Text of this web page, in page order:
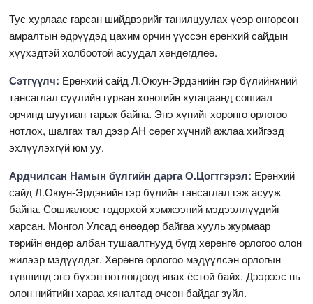
Тус хурлаас гарсан шийдвэрийг танилцуулах үеэр өнгөрсөн
амралтын өдрүүдэд цахим орчин үүссэн ерөнхий сайдын
хүүхэдтэй холбоотой асуудал хөндөгдлөө.
Сэтгүүлч: Ерөнхий сайд Л.Оюун-Эрдэнийн гэр бүлийнхний
тансаглал сүүлийн гурван хоногийн хугацаанд сошиал
орчинд шуугиан тарьж байна. Энэ хүнийг хөрөнгө орлогоо
нотлох, шалгах тал дээр АН сөрөг хүчний ажлаа хийгээд
эхлүүлэхгүй юм уу.
Ардчилсан Намын бүлгийн дарга О.Цогтгэрэл: Ерөнхий
сайд Л.Оюун-Эрдэнийн гэр бүлийн тансаглал гэж асууж
байна. Сошиалоос тодорхой хэмжээний мэдээллүүдийг
харсан. Монгол Улсад өнөөдөр байгаа хууль журмаар
төрийн өндөр албан тушаалтнууд бүгд хөрөнгө орлогоо олон
жилээр мэдүүлдэг. Хөрөнгө орлогоо мэдүүлсэн орлогын
түвшинд энэ бүхэн нотлогдоод явах ёстой байх. Дээрээс нь
олон нийтийн хараа хяналтад очсон байдаг зүйл.